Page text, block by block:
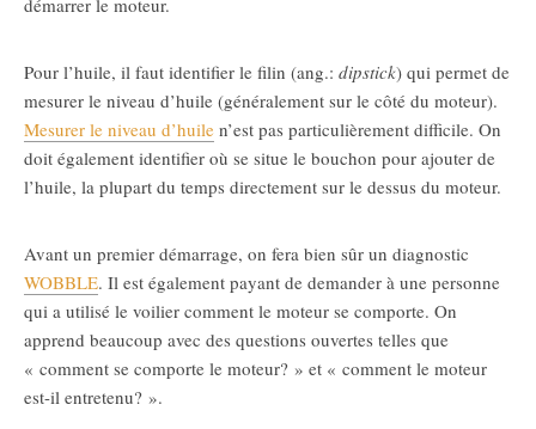
démarrer le moteur.
Pour l’huile, il faut identifier le filin (ang.: dipstick) qui permet de
mesurer le niveau d’huile (généralement sur le côté du moteur).
Mesurer le niveau d’huile n’est pas particulièrement difficile. On
doit également identifier où se situe le bouchon pour ajouter de
l’huile, la plupart du temps directement sur le dessus du moteur.
Avant un premier démarrage, on fera bien sûr un diagnostic
WOBBLE. Il est également payant de demander à une personne
qui a utilisé le voilier comment le moteur se comporte. On
apprend beaucoup avec des questions ouvertes telles que
« comment se comporte le moteur? » et « comment le moteur
est-il entretenu? ».